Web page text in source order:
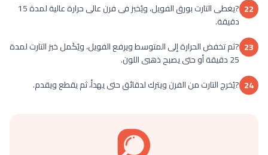
22
?يغطى التارت بورق الفويل، ويُخبز فى فرن عالى حرارة عالية لمدة 15
دقيقة.
23 ?ثم تخفض الحرارة إلى المتوسط ويرفع الفويل، ويُكَمل خبز التارت لمدة
25 دقيقة أو حتى يصبح ذهبى اللون.
24 ?يُخرج التارت من الفرن ويترك لدقائق حتى يهدأ، ثم يقطع ويقدم.